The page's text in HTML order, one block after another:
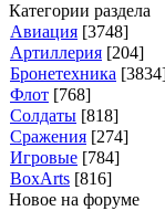
Категории раздела
Авиация [3748]
Артиллерия [204]
Бронетехника
Флот [768]
Солдаты [818]
Сражения [274]
Игровые [784]
BoxArts [816]
Новое на форуме